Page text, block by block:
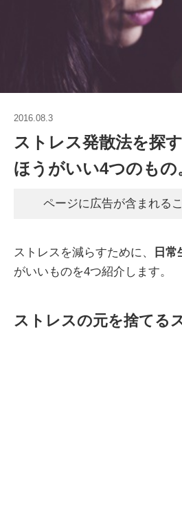
2016.08.3
ストレス発散法を探
ほうがいい4つのもの
ページに広告が含まれる
ストレスを減らすために、 日常
がいいものを4つ紹介します。
ストレスの元を捨てる